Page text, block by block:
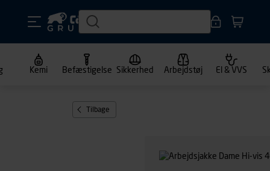
Kemi Befæstigelse Sikkerhed Arbejdstøj El & VVS
Tilbage